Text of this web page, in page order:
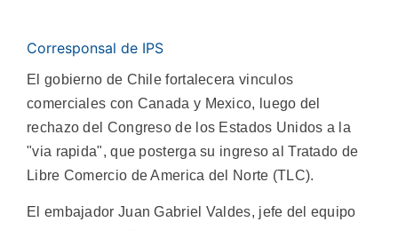
Corresponsal de IPS
El gobierno de Chile fortalecera vinculos
comerciales con Canada y Mexico, luego del
rechazo del Congreso de los Estados Unidos a la
"via rapida", que posterga su ingreso al Tratado de
Libre Comercio de America del Norte (TLC).
El embajador Juan Gabriel Valdes, jefe del equipo